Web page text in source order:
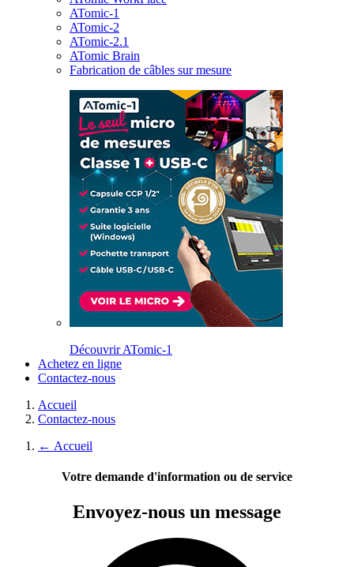
ATomic-1
ATomic-2
ATomic-2.1
ATomic Brain
Fabrication de câbles sur mesure
Découvrir ATomic-1
Achetez en ligne
Contactez-nous
Accueil
Contactez-nous
← Accueil
Votre demande d'information ou de service
Envoyez-nous un message